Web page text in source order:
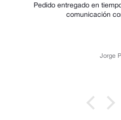
Pedido entregado en
comunicación
Jorge P